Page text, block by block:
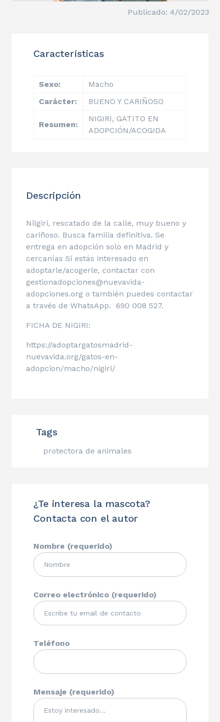
Publicado: 4/02/2023
Características
Sexo:
Macho
Carácter:
BUENO Y CARIÑOSO
Resumen:
NIGIRI, GATITO EN
ADOPCIÓN/ACOGIDA
Descripción
Nilgiri, rescatado de la calle, muy bueno y
cariñoso. Busca familia definitiva. Se
entrega en adopción solo en Madrid y
cercanías Si estás interesado en
adoptarle/acogerle, contactar con
gestionadopciones@nuevavida-
adopciones.org o también puedes contactar
a través de WhatsApp. 690 008 527.
FICHA DE NIGIRI:
https://adoptargatosmadrid-
nuevavida.org/gatos-en-
adopcion/macho/nigiri/
Tags
protectora de animales
¿Te interesa la mascota?
Contacta con el autor
Nombre (requerido)
Correo electrónico (requerido)
Teléfono
Mensaje (requerido)